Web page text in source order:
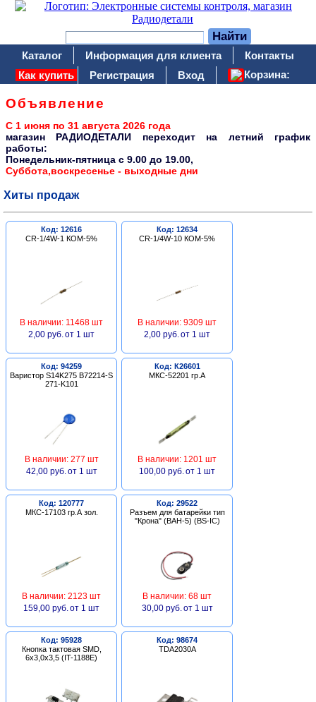
Каталог Информация для клиента
Контакты
Как купить
Регистрация Вход Корзина:
Объявление
С 1 июня по 31 августа 2026 года
магазин РАДИОДЕТАЛИ переходит на летний график
работы:
Понедельник-пятница c 9.00 до 19.00,
Суббота,воскресенье - выходные дни
Хиты продаж
Код: 12616
CR-1/4W-1 КОМ-5%
В наличии: 11468 шт
2,00 руб. от 1 шт
Код: 12634
CR-1/4W-10 КОМ-5%
В наличии: 9309 шт
2,00 руб. от 1 шт
Код: 94259
Варистор S14K275 B72214-S
271-K101
В наличии: 277 шт
42,00 руб. от 1 шт
Код: К26601
МКС-52201 гр.А
В наличии: 1201 шт
100,00 руб. от 1 шт
Код: 120777
МКС-17103 гр.А зол.
В наличии: 2123 шт
159,00 руб. от 1 шт
Код: 29522
Разъем для батарейки тип
"Крона" (BAH-5) (BS-IC)
В наличии: 68 шт
30,00 руб. от 1 шт
Код: 95928
Кнопка тактовая SMD,
6х3,0х3,5 (IT-1188E)
Код: 98674
TDA2030A